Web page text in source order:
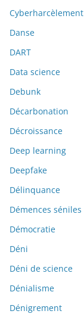
Cyberharcèlement
Danse
DART
Data science
Debunk
Décarbonation
Décroissance
Deep learning
Deepfake
Délinquance
Démences séniles
Démocratie
Déni
Déni de science
Dénialisme
Dénigrement